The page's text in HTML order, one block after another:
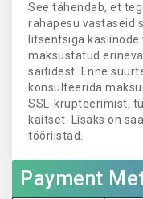
See tähendab, et
rahapesu vastaseid
litsentsiga
maksustatud
saitidest. Enne
konsulteerida
SSL-krüpteerimist,
kaitset. Lisaks on
tööriistad.
Payment